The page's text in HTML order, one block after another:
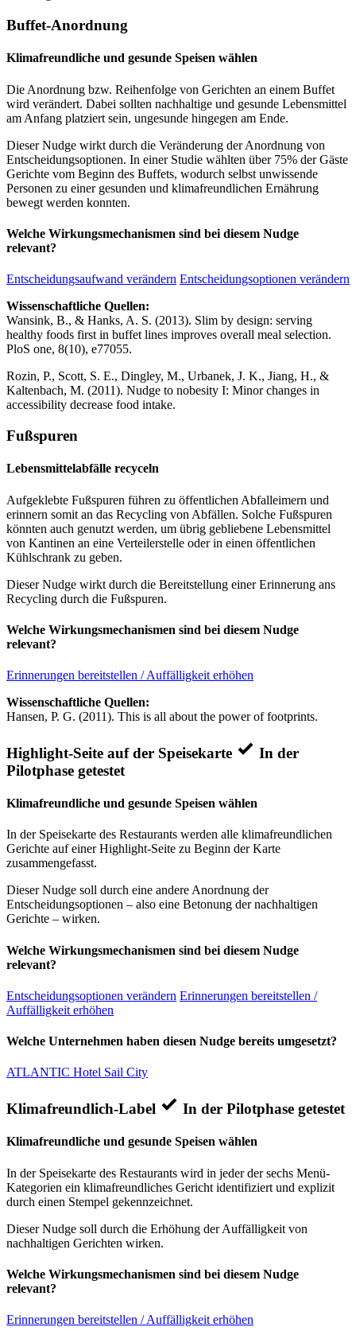
Buffet-Anordnung
Klimafreundliche und gesunde Speisen wählen
Die Anordnung bzw. Reihenfolge von Gerichten an einem Buffet
wird verändert. Dabei sollten nachhaltige und gesunde Lebensmittel
am Anfang platziert sein, ungesunde hingegen am Ende.
Dieser Nudge wirkt durch die Veränderung der Anordnung von
Entscheidungsoptionen. In einer Studie wählten über 75% der Gäste
Gerichte vom Beginn des Buffets, wodurch selbst unwissende
Personen zu einer gesunden und klimafreundlichen Ernährung
bewegt werden konnten.
Welche Wirkungsmechanismen sind bei diesem Nudge
relevant?
Entscheidungsaufwand verändern Entscheidungsoptionen verändern
Wissenschaftliche Quellen:
Wansink, B., & Hanks, A. S. (2013). Slim by design: serving
healthy foods first in buffet lines improves overall meal selection.
PloS one, 8(10), e77055.
Rozin, P., Scott, S. E., Dingley, M., Urbanek, J. K., Jiang, H., &
Kaltenbach, M. (2011). Nudge to nobesity I: Minor changes in
accessibility decrease food intake.
Fußspuren
Lebensmittelabfälle recyceln
Aufgeklebte Fußspuren führen zu öffentlichen Abfalleimern und
erinnern somit an das Recycling von Abfällen. Solche Fußspuren
könnten auch genutzt werden, um übrig gebliebene Lebensmittel
von Kantinen an eine Verteilerstelle oder in einen öffentlichen
Kühlschrank zu geben.
Dieser Nudge wirkt durch die Bereitstellung einer Erinnerung ans
Recycling durch die Fußspuren.
Welche Wirkungsmechanismen sind bei diesem Nudge
relevant?
Erinnerungen bereitstellen / Auffälligkeit erhöhen
Wissenschaftliche Quellen:
Hansen, P. G. (2011). This is all about the power of footprints.
Highlight-Seite auf der Speisekarte
In der
Pilotphase getestet
Klimafreundliche und gesunde Speisen wählen
In der Speisekarte des Restaurants werden alle klimafreundlichen
Gerichte auf einer Highlight-Seite zu Beginn der Karte
zusammengefasst.
Dieser Nudge soll durch eine andere Anordnung der
Entscheidungsoptionen – also eine Betonung der nachhaltigen
Gerichte – wirken.
Welche Wirkungsmechanismen sind bei diesem Nudge
relevant?
Entscheidungsoptionen verändern Erinnerungen bereitstellen /
Auffälligkeit erhöhen
Welche Unternehmen haben diesen Nudge bereits umgesetzt?
ATLANTIC Hotel Sail City
Klimafreundlich-Label In der Pilotphase getestet
Klimafreundliche und gesunde Speisen wählen
In der Speisekarte des Restaurants wird in jeder der sechs Menü-
Kategorien ein klimafreundliches Gericht identifiziert und explizit
durch einen Stempel gekennzeichnet.
Dieser Nudge soll durch die Erhöhung der Auffälligkeit von
nachhaltigen Gerichten wirken.
Welche Wirkungsmechanismen sind bei diesem Nudge
relevant?
Erinnerungen bereitstellen / Auffälligkeit erhöhen